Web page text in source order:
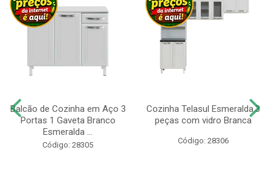
Balcão de Cozinha em Aço 3
Portas 1 Gaveta Branco
Esmeralda ...
Código: 28305
Cozinha Telasul Esmeralda.3
peças com vidro Branca
Código: 28306